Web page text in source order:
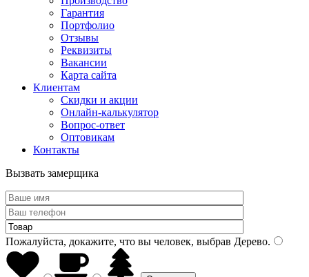
Гарантия
Портфолио
Отзывы
Реквизиты
Вакансии
Карта сайта
Клиентам
Скидки и акции
Онлайн-калькулятор
Вопрос-ответ
Оптовикам
Контакты
Вызвать замерщика
Пожалуйста, докажите, что вы человек, выбрав Дерево.